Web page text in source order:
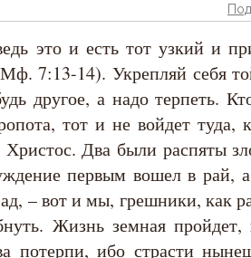
это и есть тот узкий и
7:13-14). Укрепляй себя
другое, а надо терпеть.
тот и не войдет туда,
Два были распяты
первым вошел в рай,
– вот и мы, грешники, как
Жизнь земная пройдет,
потерпи, ибо страсти